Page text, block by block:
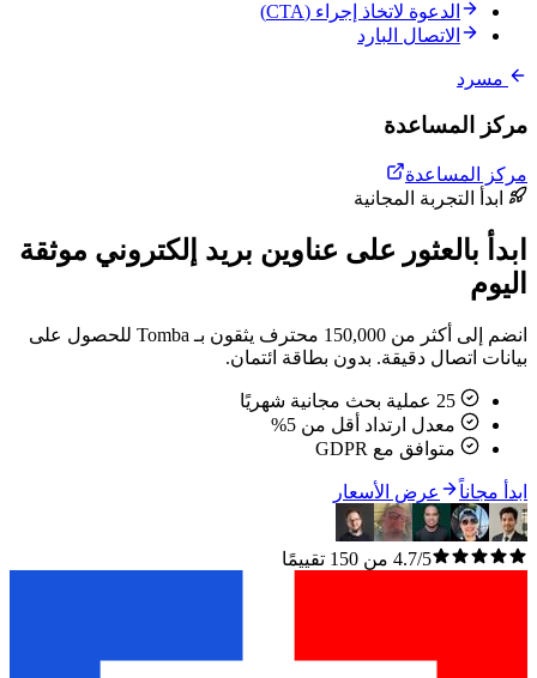
الدعوة لاتخاذ إجراء (CTA)
الاتصال البارد
مسرد
مركز المساعدة
مركز المساعدة
ابدأ التجربة المجانية
ابدأ بالعثور على عناوين بريد إلكتروني موثقة
اليوم
انضم إلى أكثر من 150,000 محترف يثقون بـ Tomba للحصول على
بيانات اتصال دقيقة. بدون بطاقة ائتمان.
معدل ارتداد أقل من 5%
متوافق مع GDPR
ابدأ مجاناً عرض الأسعار
4.7/5 من 150 تقييمًا